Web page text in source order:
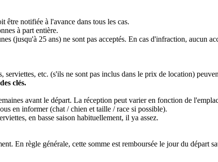
être notifiée à l'avance dans tous les cas.
à part entière.
(jusqu'à 25 ans) ne sont pas acceptés. En cas d'infraction, aucun
etc. (s'ils ne sont pas inclus dans le prix de location)
clés.
avant le départ. La réception peut varier en fonction de
en informer (chat / chien et taille / race si possible).
en basse saison habituellement, il ya assez.
En règle générale, cette somme est remboursée le jour du départ